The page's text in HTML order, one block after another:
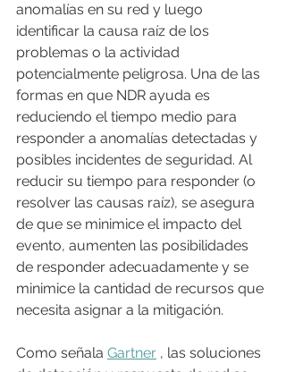
anomalías en su red y luego
identificar la causa raíz de los
problemas o la actividad
potencialmente peligrosa. Una de las
formas en que NDR ayuda es
reduciendo el tiempo medio para
responder a anomalías detectadas y
posibles incidentes de seguridad. Al
reducir su tiempo para responder (o
resolver las causas raíz), se asegura
de que se minimice el impacto del
evento, aumenten las posibilidades
de responder adecuadamente y se
minimice la cantidad de recursos que
necesita asignar a la mitigación.
Como señala Gartner , las soluciones